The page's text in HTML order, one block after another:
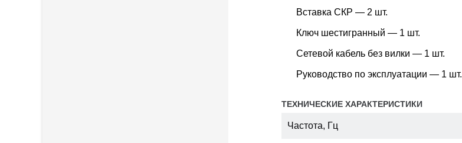
Вставка СКР — 2 шт.
Ключ шестигранный — 1 шт.
Сетевой кабель без вилки — 1 шт.
Руководство по эксплуатации — 1 шт.
ТЕХНИЧЕСКИЕ ХАРАКТЕРИСТИКИ
Частота, Гц